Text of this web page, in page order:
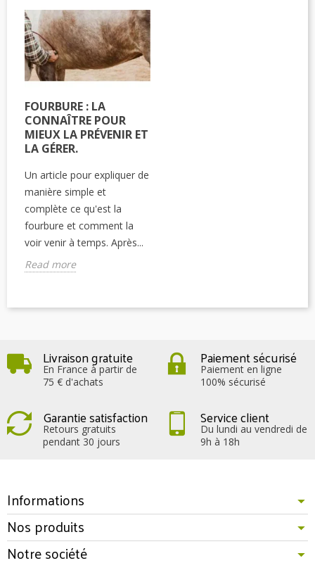
FOURBURE : LA
CONNAÎTRE POUR
MIEUX LA PRÉVENIR ET
LA GÉRER.
Un article pour expliquer de
manière simple et
complète ce qu'est la
fourbure et comment la
voir venir à temps. Après...
Read more
Livraison gratuite
En France à partir de
75 € d'achats
Paiement sécurisé
Paiement en ligne
100% sécurisé
Garantie satisfaction
Retours gratuits
pendant 30 jours
Service client
Du lundi au vendredi de
9h à 18h
Informations
Nos produits
Notre société